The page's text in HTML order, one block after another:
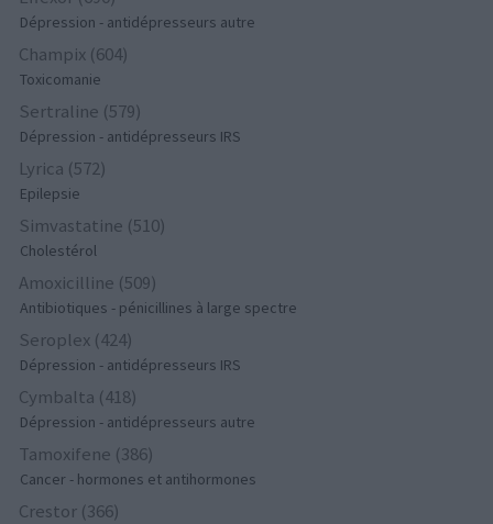
Dépression - antidépresseurs autre
Champix (604)
Toxicomanie
Sertraline (579)
Dépression - antidépresseurs IRS
Lyrica (572)
Epilepsie
Simvastatine (510)
Cholestérol
Amoxicilline (509)
Antibiotiques - pénicillines à large spectre
Seroplex (424)
Dépression - antidépresseurs IRS
Cymbalta (418)
Dépression - antidépresseurs autre
Tamoxifene (386)
Cancer - hormones et antihormones
Crestor (366)